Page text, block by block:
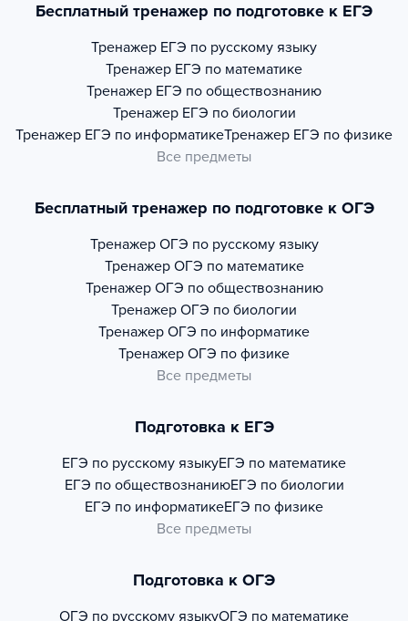
Бесплатный тренажер по подготовке к ЕГЭ
Тренажер ЕГЭ по русскому языку
Тренажер ЕГЭ по математике
Тренажер ЕГЭ по обществознанию
Тренажер ЕГЭ по биологии
Тренажер ЕГЭ по информатикеТренажер ЕГЭ по физике
Все предметы
Бесплатный тренажер по подготовке к ОГЭ
Тренажер ОГЭ по русскому языку
Тренажер ОГЭ по математике
Тренажер ОГЭ по обществознанию
Тренажер ОГЭ по биологии
Тренажер ОГЭ по информатике
Тренажер ОГЭ по физике
Все предметы
Подготовка к ЕГЭ
ЕГЭ по русскому языкуЕГЭ по математике
ЕГЭ по обществознаниюЕГЭ по биологии
ЕГЭ по информатикеЕГЭ по физике
Все предметы
Подготовка к ОГЭ
ОГЭ по русскому языкуОГЭ по математике